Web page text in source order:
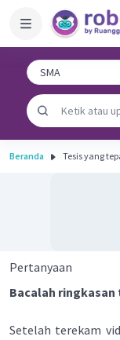
Beranda Tesis yang
Pertanyaan
Bacalah
Setelah terekam